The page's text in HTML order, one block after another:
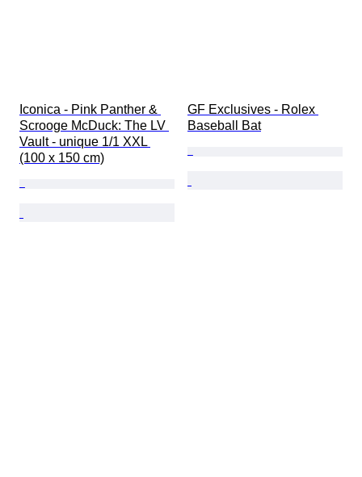
Iconica - Pink Panther &
Scrooge McDuck: The LV
Vault - unique 1/1 XXL
(100 x 150 cm)
GF Exclusives - Rolex
Baseball Bat